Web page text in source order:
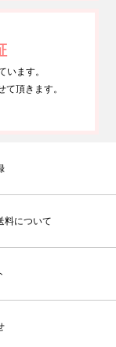
います。
頂きます。
料について